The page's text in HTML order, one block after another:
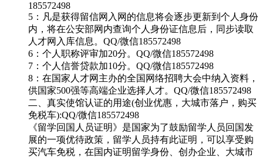
185572498
5：凡是获得留信网入网的信息将会逐步更新到个人身份
内，将在公安部网内查询个人身份证信息后，同步读取
人才网入库信息。QQ/微信185572498
6：个人职称评审加20分。QQ/微信185572498
7：个人信誉贷款加10分。QQ/微信185572498
8：在国家人才网主办的全国网络招聘大会中纳入资料，
供国家500强等高端企业选择人才。QQ/微信185572498
二、真实使馆认证的用途(创业优惠，大城市落户，购买
免税车):QQ/微信185572498
《留学回国人员证明》是国家为了鼓励留学人员回国发
展的一项优待政策，留学人员持有此证明，可以享受购
买汽车免税，在国内证明留学身份、创办企业、大城市